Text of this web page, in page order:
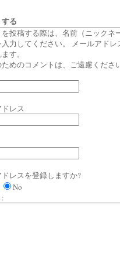
る
を投稿する際は、名前（ニックネ
入力してください。 メールアド
す。
ためのコメントは、ご遠慮くださ
レス
レスを登録しますか?
No
: